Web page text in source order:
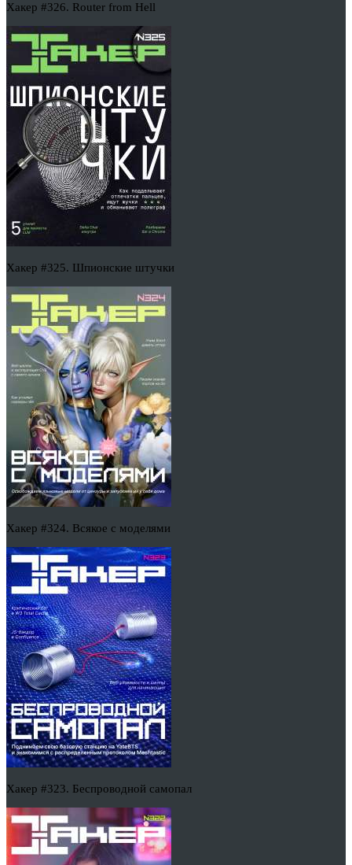
Хакер #326. Router from Hell
Хакер #325. Шпионские штучки
Хакер #324. Всякое с моделями
Хакер #323. Беспроводной самопал